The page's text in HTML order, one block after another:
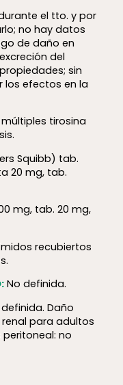
el tto. y por
no hay datos
de daño en
del
sin
los efectos en la
tirosina
Squibb) tab.
20 mg, tab.
mg, tab. 20 mg,
recubiertos
No definida.
Daño
para adultos
no